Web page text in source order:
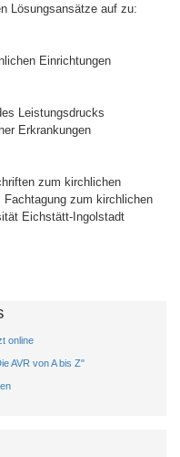
Lösungsansätze auf zu:
Einrichtungen
Leistungsdrucks
Erkrankungen
zum kirchlichen
Fachtagung zum kirchlichen
Eichstätt-Ingolstadt
online
AVR von A bis Z"